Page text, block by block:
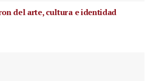
del arte, cultura e identidad